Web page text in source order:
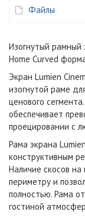
Файлы
Изогнутый рамный
Home Curved
Экран Lumien
изогнутой раме
ценового
обеспечивает
проецировании с
Рама экрана
конструктивным
Наличие скосов
периметру и
полностью. Рама
гостиной